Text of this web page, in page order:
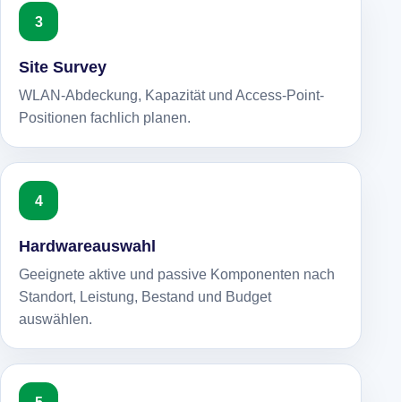
Site Survey
WLAN-Abdeckung, Kapazität und Access-Point-
Positionen fachlich planen.
Hardwareauswahl
Geeignete aktive und passive Komponenten nach
Standort, Leistung, Bestand und Budget
auswählen.